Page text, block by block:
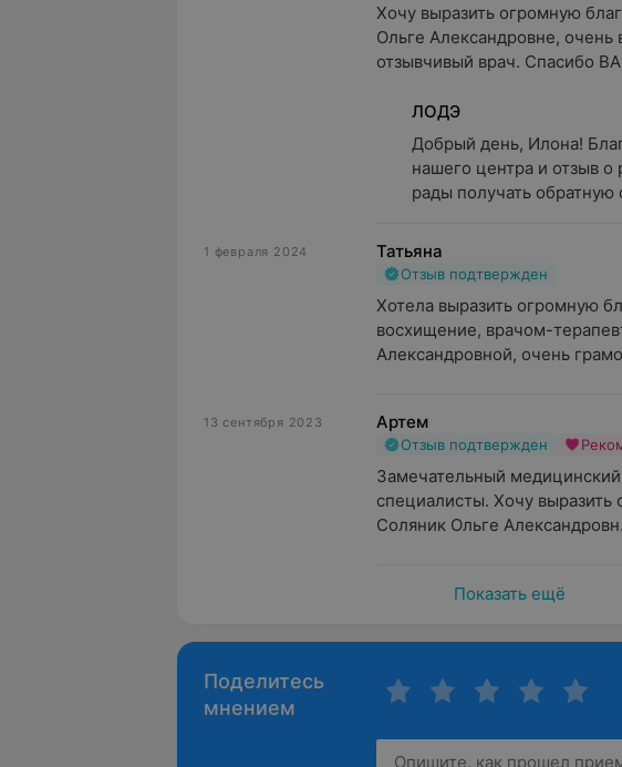
Хочу выразить огромную
Ольге Александровне, очень
отзывчивый врач. Спасибо
ЛОДЭ
Добрый день, Илона!
нашего центра и отзыв
рады получать обратную
1 февраля 2024 Татьяна
Отзыв подтвержден
Хотела выразить огромную
восхищение, врачом-
Александровной, очень
13 сентября 2023 Артем
Отзыв подтвержден
Замечательный
специалисты. Хочу выразить
Соляник Ольге
Показать ещё
Поделитесь
мнением